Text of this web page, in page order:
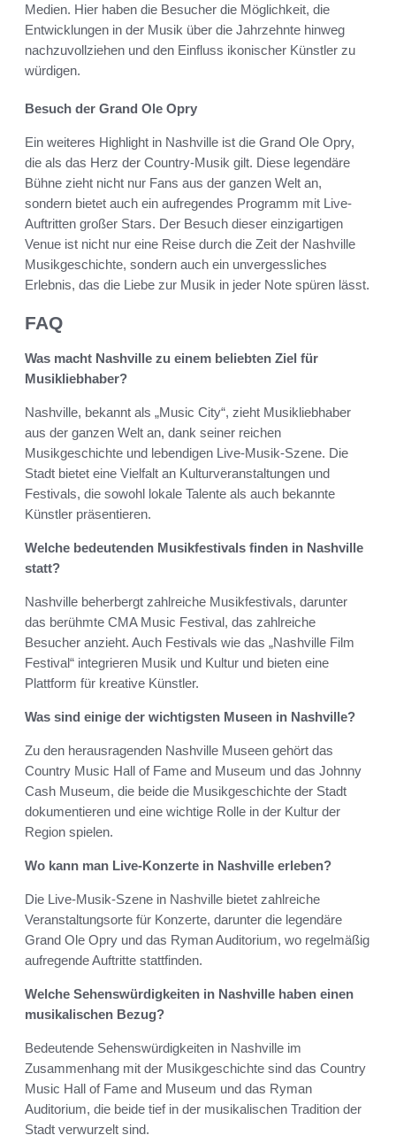
Medien. Hier haben die Besucher die Möglichkeit, die
Entwicklungen in der Musik über die Jahrzehnte hinweg
nachzuvollziehen und den Einfluss ikonischer Künstler zu
würdigen.
Besuch der Grand Ole Opry
Ein weiteres Highlight in Nashville ist die Grand Ole Opry,
die als das Herz der Country-Musik gilt. Diese legendäre
Bühne zieht nicht nur Fans aus der ganzen Welt an,
sondern bietet auch ein aufregendes Programm mit Live-
Auftritten großer Stars. Der Besuch dieser einzigartigen
Venue ist nicht nur eine Reise durch die Zeit der Nashville
Musikgeschichte, sondern auch ein unvergessliches
Erlebnis, das die Liebe zur Musik in jeder Note spüren lässt.
FAQ
Was macht Nashville zu einem beliebten Ziel für
Musikliebhaber?
Nashville, bekannt als „Music City“, zieht Musikliebhaber
aus der ganzen Welt an, dank seiner reichen
Musikgeschichte und lebendigen Live-Musik-Szene. Die
Stadt bietet eine Vielfalt an Kulturveranstaltungen und
Festivals, die sowohl lokale Talente als auch bekannte
Künstler präsentieren.
Welche bedeutenden Musikfestivals finden in Nashville
statt?
Nashville beherbergt zahlreiche Musikfestivals, darunter
das berühmte CMA Music Festival, das zahlreiche
Besucher anzieht. Auch Festivals wie das „Nashville Film
Festival“ integrieren Musik und Kultur und bieten eine
Plattform für kreative Künstler.
Was sind einige der wichtigsten Museen in Nashville?
Zu den herausragenden Nashville Museen gehört das
Country Music Hall of Fame and Museum und das Johnny
Cash Museum, die beide die Musikgeschichte der Stadt
dokumentieren und eine wichtige Rolle in der Kultur der
Region spielen.
Wo kann man Live-Konzerte in Nashville erleben?
Die Live-Musik-Szene in Nashville bietet zahlreiche
Veranstaltungsorte für Konzerte, darunter die legendäre
Grand Ole Opry und das Ryman Auditorium, wo regelmäßig
aufregende Auftritte stattfinden.
Welche Sehenswürdigkeiten in Nashville haben einen
musikalischen Bezug?
Bedeutende Sehenswürdigkeiten in Nashville im
Zusammenhang mit der Musikgeschichte sind das Country
Music Hall of Fame and Museum und das Ryman
Auditorium, die beide tief in der musikalischen Tradition der
Stadt verwurzelt sind.